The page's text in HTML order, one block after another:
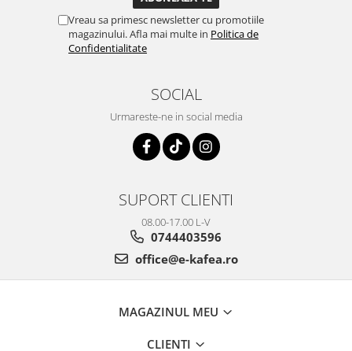
Vreau sa primesc newsletter cu promotiile
magazinului. Afla mai multe in Politica de
Confidentialitate
SOCIAL
Urmareste-ne in social media
SUPORT CLIENTI
08.00-17.00 L-V
0744403596
office@e-kafea.ro
MAGAZINUL MEU
CLIENTI